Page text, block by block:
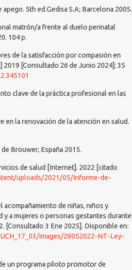
5th ed.Gedisa S.A; Barcelona 2005.
matrón/a frente al duelo perinatal
104 p.
de la satisfacción por compasión en
[Consultado 26 de Junio 2024]; 35
clave de la práctica profesional en las
en la renovación de la atención en salud.
Brouwer; España 2015.
de salud [Internet]. 2022 [citado
uploads/2021/05/Informe-de-
acompañamiento de niñas, niños y
y a mujeres o personas gestantes durante
[Consultado 3 Ene 2025]. Disponible en:
images/26052022-NT-Ley-
un programa piloto promotor de